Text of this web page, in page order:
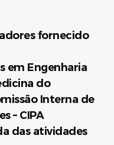
fornecido
em Engenharia
do
Interna de
– CIPA
das atividades